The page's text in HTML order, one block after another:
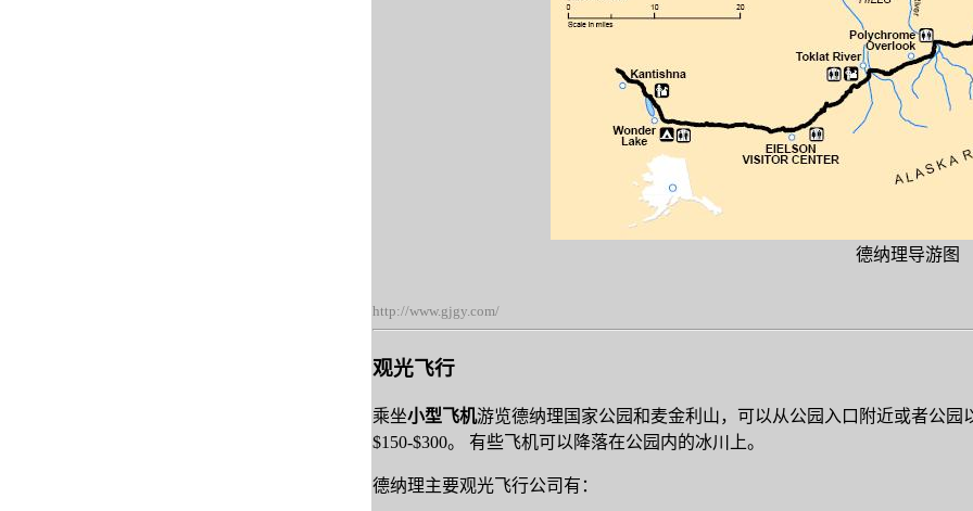
德纳理导游图
http://www.gjgy.com/
观光飞行
乘坐小型飞机游览德纳理国家公园和麦金利山，可以从公园入口附近或者公园
$150-$300。 有些飞机可以降落在公园内的冰川上。
德纳理主要观光飞行公司有：